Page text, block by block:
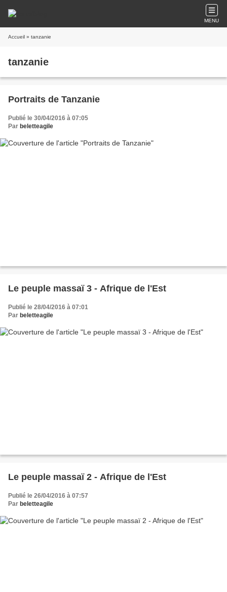
MENU
Accueil » tanzanie
tanzanie
Portraits de Tanzanie
Publié le 30/04/2016 à 07:05
Par beletteagile
Le peuple massaï 3 - Afrique de l'Est
Publié le 28/04/2016 à 07:01
Par beletteagile
Le peuple massaï 2 - Afrique de l'Est
Publié le 26/04/2016 à 07:57
Par beletteagile